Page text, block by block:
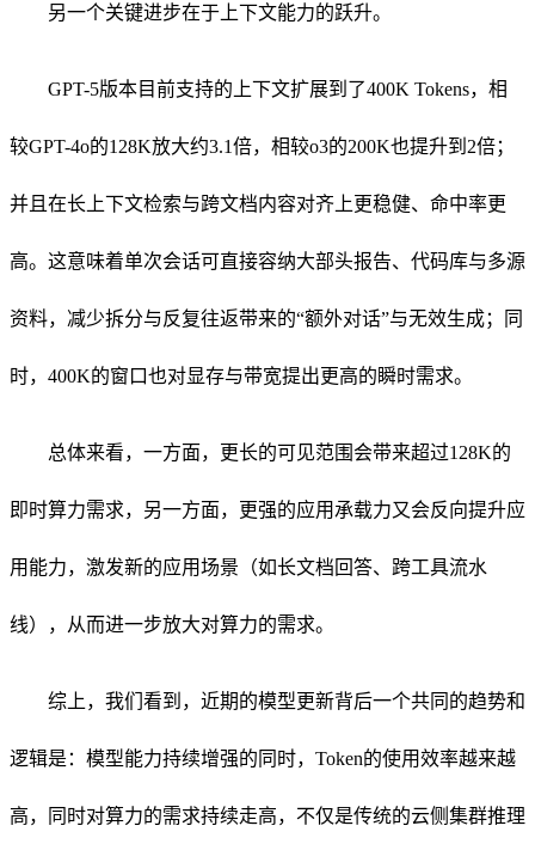
另一个关键进步在于上下文能力的跃升。
GPT-5版本目前支持的上下文扩展到了400K Tokens，相
较GPT-4o的128K放大约3.1倍，相较o3的200K也提升到2倍；
并且在长上下文检索与跨文档内容对齐上更稳健、命中率更
高。这意味着单次会话可直接容纳大部头报告、代码库与多源
资料，减少拆分与反复往返带来的“额外对话”与无效生成；同
时，400K的窗口也对显存与带宽提出更高的瞬时需求。
总体来看，一方面，更长的可见范围会带来超过128K的
即时算力需求，另一方面，更强的应用承载力又会反向提升应
用能力，激发新的应用场景（如长文档回答、跨工具流水
线），从而进一步放大对算力的需求。
综上，我们看到，近期的模型更新背后一个共同的趋势和
逻辑是：模型能力持续增强的同时，Token的使用效率越来越
高，同时对算力的需求持续走高，不仅是传统的云侧集群推理